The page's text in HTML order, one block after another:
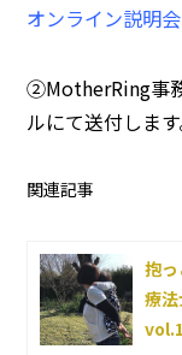
オンライン説明
②MotherRing事
ルにて送付します
関連記事
抱
療